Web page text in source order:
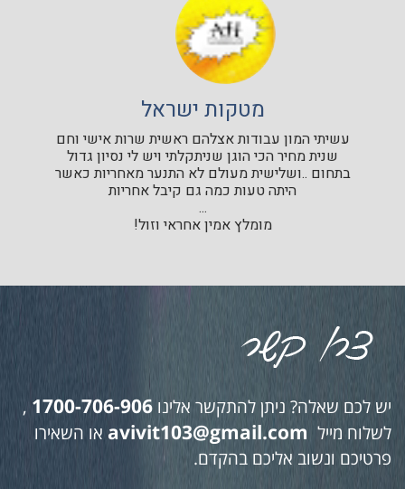
מטקות ישראל
עשיתי המון עבודות אצלהם ראשית שרות אישי וחם
שנית מחיר הכי הוגן שניתקלתי ויש לי נסיון גדול
בתחום ..ושלישית מעולם לא התנער מאחריות כאשר
היתה טעות כמה גם קיבל אחריות
...
מומלץ אמין אחראי וזול!
יש לכם שאלה? ניתן להתקשר אלינו 1700-706-906
,
לשלוח מייל avivit103@gmail.com או השאירו
פרטיכם ונשוב אליכם בהקדם.